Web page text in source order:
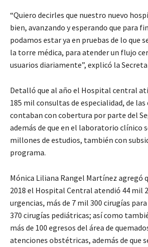
“Quiero decirles que nuestro nuevo
bien, avanzando y esperando que para
podamos estar ya en pruebas de lo que
la torre médica, para atender un flujo
usuarios diariamente”, explicó la
Detalló que al año el Hospital central
185 mil consultas de especialidad, de las
contaban con cobertura por parte del
además de que en el laboratorio clínico
millones de estudios, también con
programa.
Mónica Liliana Rangel Martínez agregó
2018 el Hospital Central atendió 44 mil
urgencias, más de 7 mil 300 cirugías
370 cirugías pediátricas; así como
más de 100 egresos del área de
atenciones obstétricas, además de que